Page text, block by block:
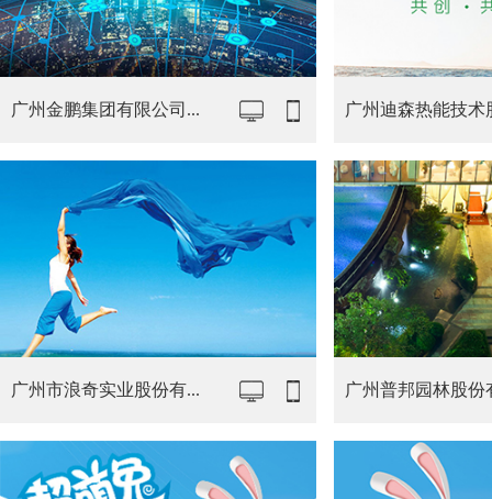
广州金鹏集团有限公司... 广州迪森热能技术
广州市浪奇实业股份有... 广州普邦园林股份